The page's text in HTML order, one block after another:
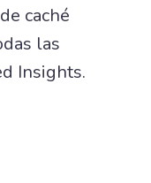
caché
las
Insights.